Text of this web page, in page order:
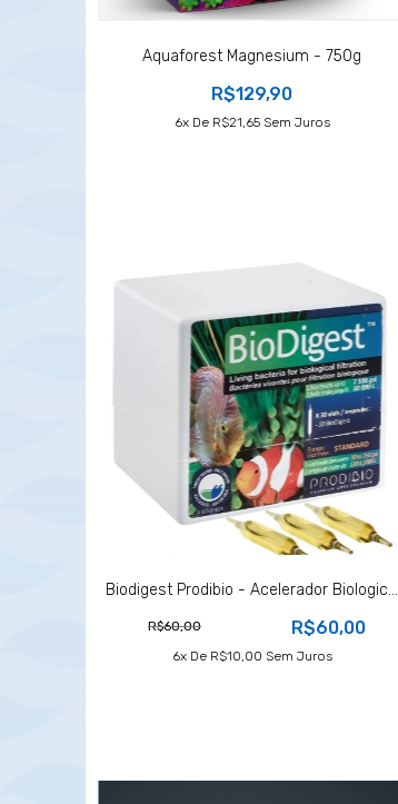
Aquaforest Magnesium - 750g
R$129,90
6X De R$21,65Sem Juros
Biodigest Prodibio - Acelerador Biologic...
R$60,00 R$60,00
6X De R$10,00 Sem Juros